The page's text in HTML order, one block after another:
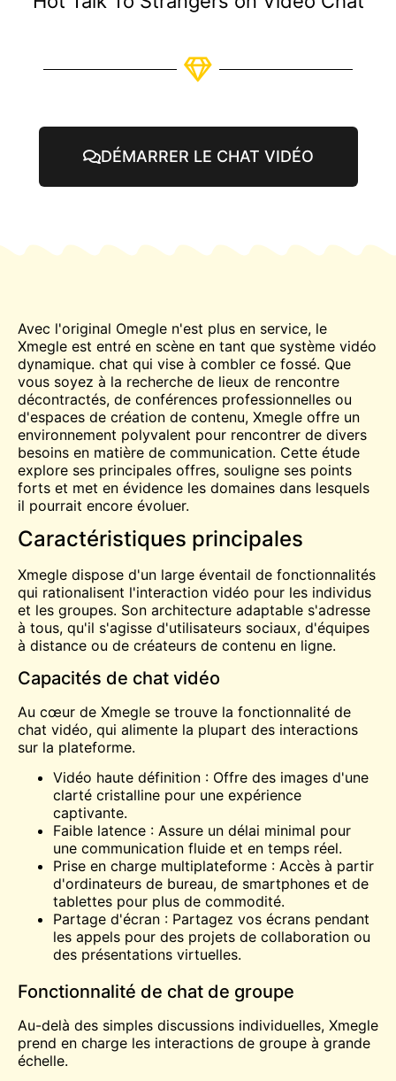
DÉMARRER LE CHAT VIDÉO
Avec l'original Omegle n'est plus en service, le
Xmegle est entré en scène en tant que système vidéo
dynamique. chat qui vise à combler ce fossé. Que
vous soyez à la recherche de lieux de rencontre
décontractés, de conférences professionnelles ou
d'espaces de création de contenu, Xmegle offre un
environnement polyvalent pour rencontrer de divers
besoins en matière de communication. Cette étude
explore ses principales offres, souligne ses points
forts et met en évidence les domaines dans lesquels
il pourrait encore évoluer.
Caractéristiques principales
Xmegle dispose d'un large éventail de fonctionnalités
qui rationalisent l'interaction vidéo pour les individus
et les groupes. Son architecture adaptable s'adresse
à tous, qu'il s'agisse d'utilisateurs sociaux, d'équipes
à distance ou de créateurs de contenu en ligne.
Capacités de chat vidéo
Au cœur de Xmegle se trouve la fonctionnalité de
chat vidéo, qui alimente la plupart des interactions
sur la plateforme.
Vidéo haute définition : Offre des images d'une
clarté cristalline pour une expérience
captivante.
Faible latence : Assure un délai minimal pour
une communication fluide et en temps réel.
Prise en charge multiplateforme : Accès à partir
d'ordinateurs de bureau, de smartphones et de
tablettes pour plus de commodité.
Partage d'écran : Partagez vos écrans pendant
les appels pour des projets de collaboration ou
des présentations virtuelles.
Fonctionnalité de chat de groupe
Au-delà des simples discussions individuelles, Xmegle
prend en charge les interactions de groupe à grande
échelle.